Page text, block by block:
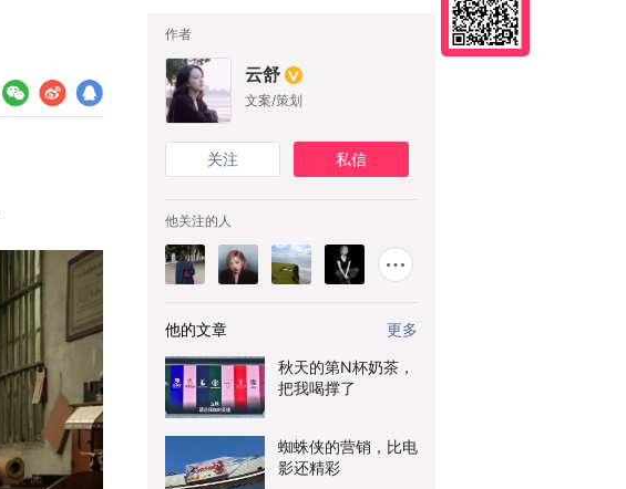
作者
云舒
文案/策划
关注 私信
他关注的人
他的文章 更多
秋天的第N杯奶茶，
把我喝撑了
蜘蛛侠的营销，比电
影还精彩